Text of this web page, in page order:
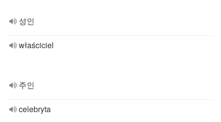
성인
właściciel
주인
celebryta